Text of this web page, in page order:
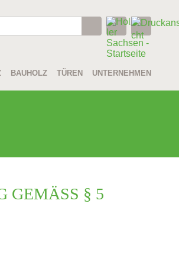
BAUHOLZ TÜREN UNTERNEHMEN
§ 5 D